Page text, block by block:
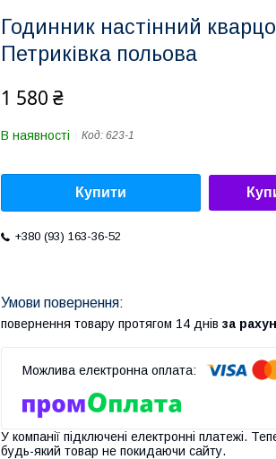
Годинник настінний
Петриківка польова
1 580 ₴
В наявності Код: 623-1
Купити
+380 (93) 163-36-52
повернення товару протягом 14 днів за
У компанії підключені електронні платежі.
будь-який товар не покидаючи сайту.